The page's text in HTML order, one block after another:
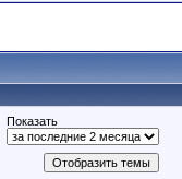
Показать